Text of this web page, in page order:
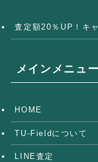
査定額20％UP！キ
メインメニュー
HOME
TU-Fieldについて
LINE査定